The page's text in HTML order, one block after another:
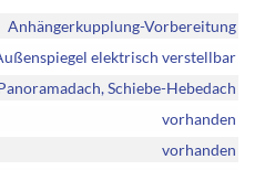
Anhängerkupplung-Vorbereitung
elektrisch verstellbar
Schiebe-Hebedach
vorhanden
vorhanden